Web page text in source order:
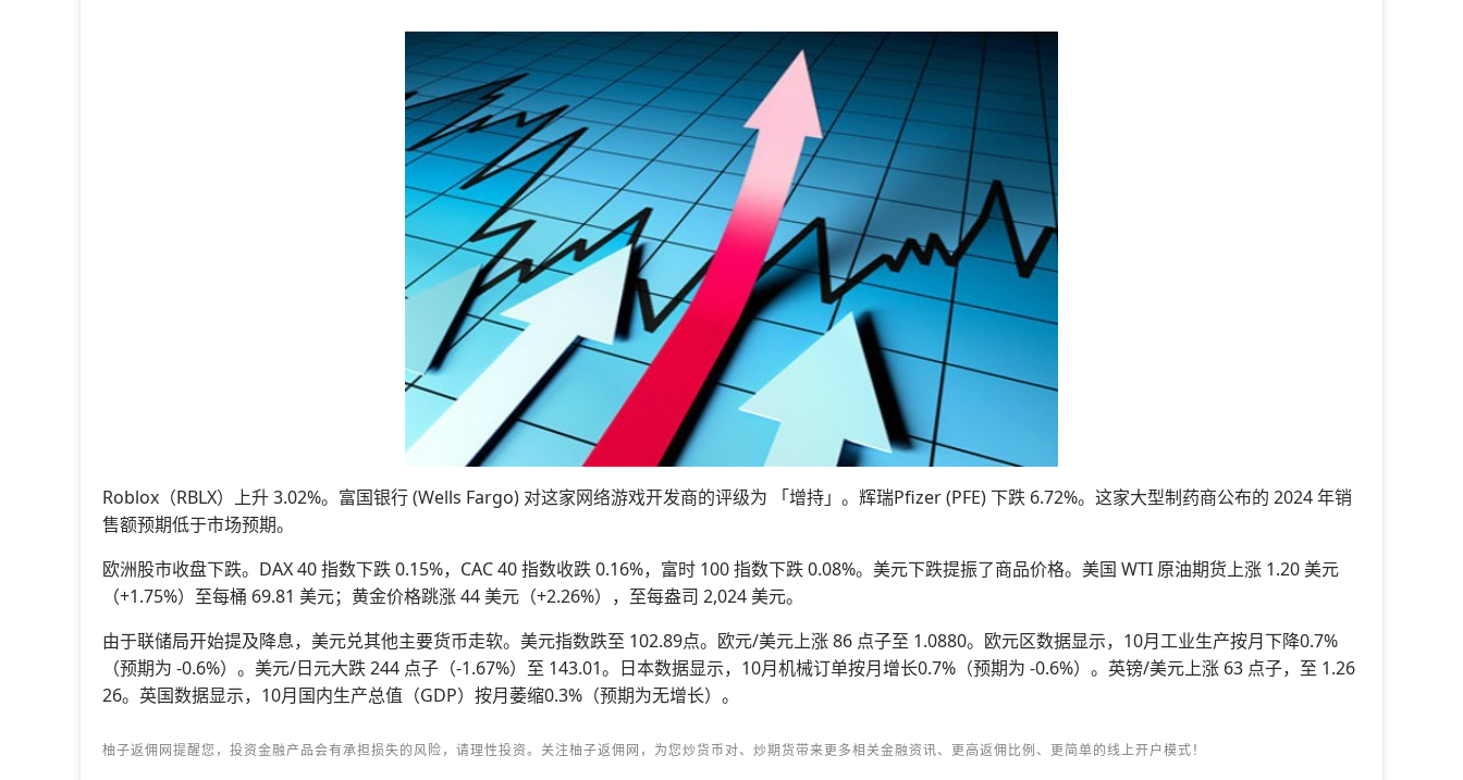
Roblox（RBLX）上升 3.02%。富国银行 (Wells Fargo) 对这家网络游戏开发商的评级为 「增持」。辉瑞Pfizer (PFE) 下跌 6.72%。这家大型制药商公布的 2024 年销
售额预期低于市场预期。
欧洲股市收盘下跌。DAX 40 指数下跌 0.15%，CAC 40 指数收跌 0.16%，富时 100 指数下跌 0.08%。美元下跌提振了商品价格。美国 WTI 原油期货上涨 1.20 美元
（+1.75%）至每桶 69.81 美元；黄金价格跳涨 44 美元（+2.26%），至每盎司 2,024 美元。
由于联储局开始提及降息，美元兑其他主要货币走软。美元指数跌至 102.89点。欧元/美元上涨 86 点子至 1.0880。欧元区数据显示，10月工业生产按月下降0.7%
（预期为 -0.6%）。美元/日元大跌 244 点子（-1.67%）至 143.01。日本数据显示，10月机械订单按月增长0.7%（预期为 -0.6%）。英镑/美元上涨 63 点子，至 1.26
26。英国数据显示，10月国内生产总值（GDP）按月萎缩0.3%（预期为无增长）。
柚子返佣网提醒您，投资金融产品会有承担损失的风险，请理性投资。关注柚子返佣网，为您炒货币对、炒期货带来更多相关金融资讯、更高返佣比例、更简单的线上开户模式！